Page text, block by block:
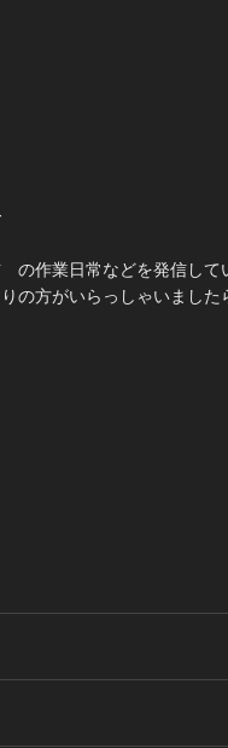
作業日常などを発信して
の方がいらっしゃいました